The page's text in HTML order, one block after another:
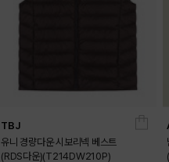
TBJ
유니 경량다운 시보리넥 베스트
(RDS다운)(T214DW210P)